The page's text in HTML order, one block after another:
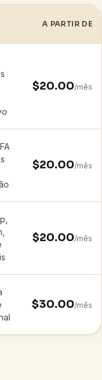
A PARTIR DE
$20.00/mês
$20.00/mês
$20.00/mês
$30.00/mês